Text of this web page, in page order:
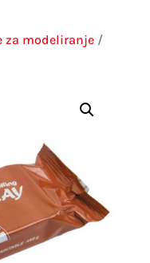
za modeliranje /